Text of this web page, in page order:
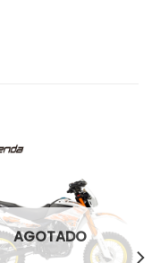
AGOTADO